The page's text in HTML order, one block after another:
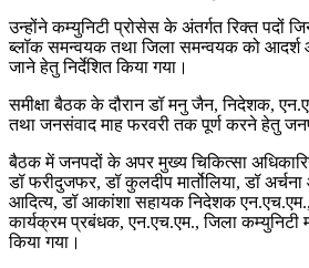
उन्होंने कम्युनिटी प्रोसेस के अंतर्गत रिक्त पदों
ब्लॉक समन्वयक तथा जिला समन्वयक को आदर्श
जाने हेतु निर्देशित किया गया।
समीक्षा बैठक के दौरान डॉ मनु जैन, निदेशक,
तथा जनसंवाद माह फरवरी तक पूर्ण करने हेतु
बैठक में जनपदों के अपर मुख्य चिकित्सा
डॉ फरीदुजफर, डॉ कुलदीप मार्तोलिया, डॉ
आदित्य, डॉ आकांशा सहायक निदेशक एन.एच.एम.,
कार्यक्रम प्रबंधक, एन.एच.एम., जिला कम्युनिटी
किया गया।